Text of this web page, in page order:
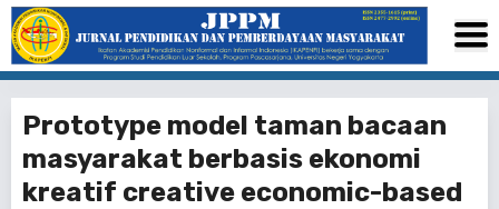
Prototype model taman bacaan
masyarakat berbasis ekonomi
kreatif creative economic-based